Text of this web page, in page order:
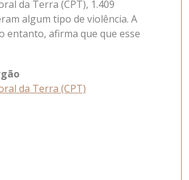
da Terra (CPT), 1.409
algum tipo de violência. A
entanto, afirma que que esse
da Terra (CPT)